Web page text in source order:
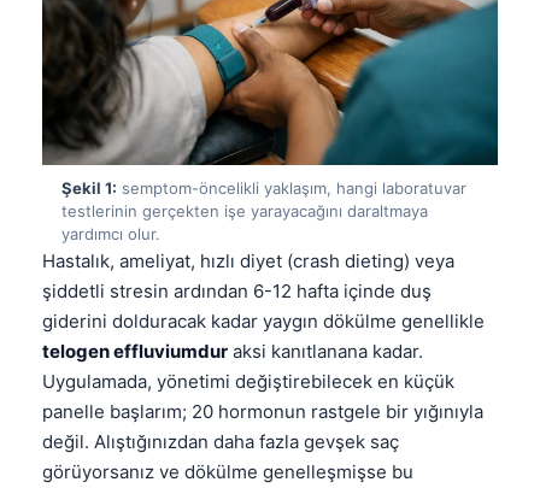
Şekil 1: semptom-öncelikli yaklaşım, hangi laboratuvar
testlerinin gerçekten işe yarayacağını daraltmaya
yardımcı olur.
Hastalık, ameliyat, hızlı diyet (crash dieting) veya
şiddetli stresin ardından 6-12 hafta içinde duş
giderini dolduracak kadar yaygın dökülme genellikle
telogen effluviumdur aksi kanıtlanana kadar.
Uygulamada, yönetimi değiştirebilecek en küçük
panelle başlarım; 20 hormonun rastgele bir yığınıyla
değil. Alıştığınızdan daha fazla gevşek saç
görüyorsanız ve dökülme genelleşmişse bu